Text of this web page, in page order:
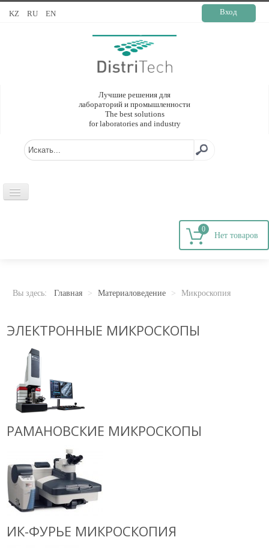
KZ RU EN Вход
Лучшие решения для
лабораторий и промышленности
The best solutions
for laboratories and industry
ОБОРУДОВАНИЕ
Лабораторное оборудование
Промышленное оборудование
КОНТАКТЫ
ОБРАТНАЯ СВЯЗЬ
Ваше сообщение было успешно отправлено
0
Вы здесь: Главная > Материаловедение > Микроскопия
ЭЛЕКТРОННЫЕ МИКРОСКОПЫ
РАМАНОВСКИЕ МИКРОСКОПЫ
ИК-ФУРЬЕ МИКРОСКОПИЯ